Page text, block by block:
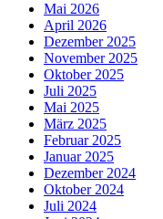
Mai 2026
April 2026
Dezember 2025
November 2025
Oktober 2025
Juli 2025
Mai 2025
März 2025
Februar 2025
Januar 2025
Dezember 2024
Oktober 2024
Juli 2024